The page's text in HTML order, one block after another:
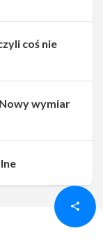
Udostępnij
coś nie
wymiar